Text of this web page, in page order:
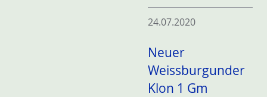
24.07.2020
Neuer
Weissburgunder
Klon 1 Gm